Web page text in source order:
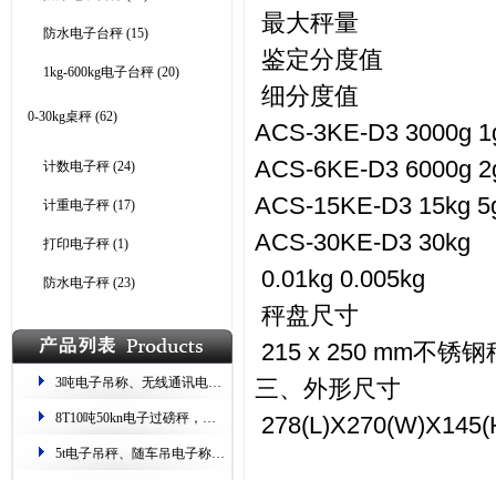
防水电子台秤 (15)
1kg-600kg电子台秤 (20)
0-30kg桌秤 (62)
计数电子秤 (24)
计重电子秤 (17)
打印电子秤 (1)
防水电子秤 (23)
3吨电子吊称、无线通讯电子吊秤、留重留数15t过磅秤
8T10吨50kn电子过磅秤，电站用50kn吊挂称
5t电子吊秤、随车吊电子称重器、吊车用10吨挂钩秤
最大秤量
鉴定分度值
细分度值
ACS-3KE-D3 3000g
ACS-6KE-D3 6000g
ACS-15KE-D3 15kg
ACS-30KE-D3 30kg
0.01kg 0.005kg
秤盘尺寸
215 x 250 mm不锈钢
三、外形尺寸